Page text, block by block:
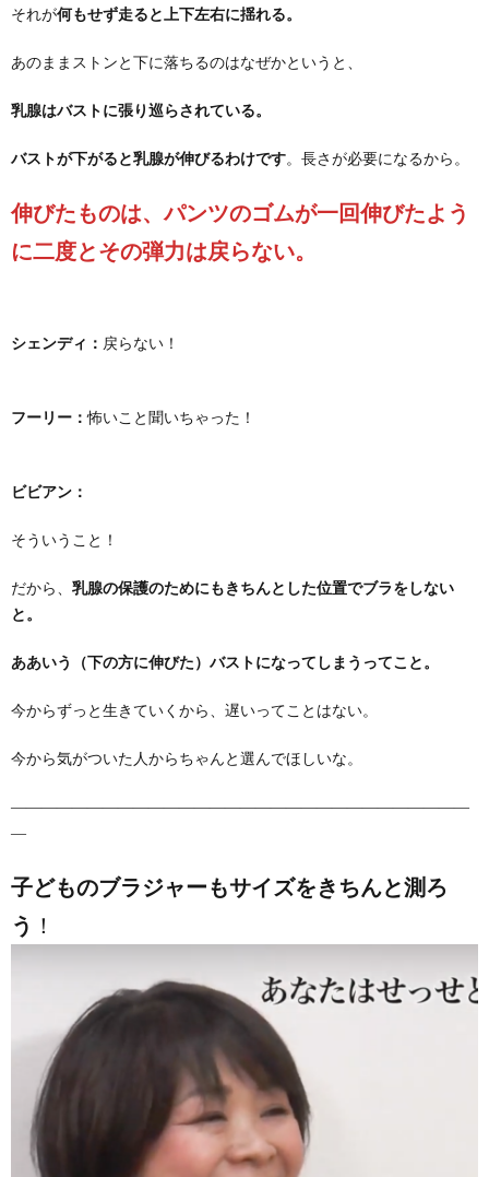
それが何もせず走ると上下左右に揺れる。
あのままストンと下に落ちるのはなぜかというと、
乳腺はバストに張り巡らされている。
バストが下がると乳腺が伸びるわけです。長さが必要になるから。
伸びたものは、パンツのゴムが一回伸びたよう
に二度とその弾力は戻らない。
シェンディ： 戻らない！
フーリー：怖いこと聞いちゃった！
ビビアン：
そういうこと！
だから、 乳腺の保護のためにもきちんとした位置でブラをしない
と。
ああいう（下の方に伸びた）バストになってしまうってこと。
今からずっと生きていくから、遅いってことはない。
今から気がついた人からちゃんと選んでほしいな。
――――――――――――――――――――――――――――――
―
子どものブラジャーもサイズをきちんと測ろ
う ！